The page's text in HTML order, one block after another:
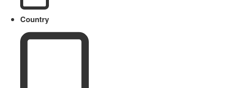
Country